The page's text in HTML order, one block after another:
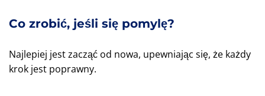
Co zrobić, jeśli się pomylę?
Najlepiej jest zacząć od nowa, upewniając się, że każdy
krok jest poprawny.